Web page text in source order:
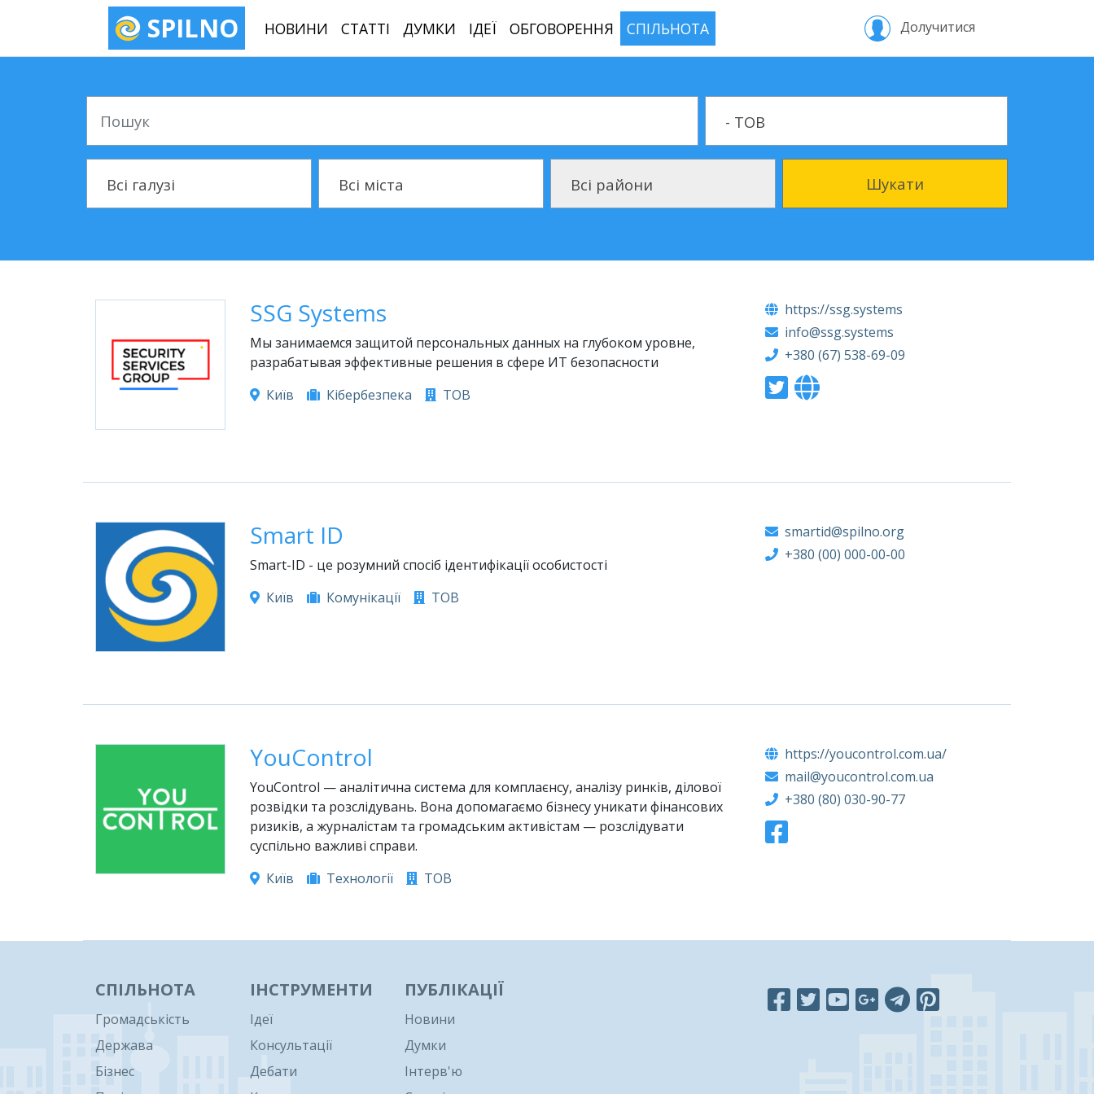
SPILNO НОВИНИ СТАТТІ ДУМКИ ІДЕЇ ОБГОВОРЕННЯ СПІЛЬНОТА Долучитися
- ТОВ
Всі галузі Всі міста Всі райони Шукати
SSG Systems
Мы занимаемся защитой персональных данных на глубоком уровне,
разрабатывая эффективные решения в сфере ИТ безопасности
Київ
Кібербезпека ТОВ
https://ssg.systems
info@ssg.systems
+380 (67) 538-69-09
Smart ID
Smart-ID - це розумний спосіб ідентифікації особистості
Київ
Комунікації ТОВ
smartid@spilno.org
+380 (00) 000-00-00
YouControl
YouControl — аналітична система для комплаєнсу, аналізу ринків, ділової
розвідки та розслідувань. Вона допомагаємо бізнесу уникати фінансових
ризиків, а журналістам та громадським активістам — розслідувати
суспільно важливі справи.
Київ
Технології ТОВ
https://youcontrol.com.ua/
mail@youcontrol.com.ua
+380 (80) 030-90-77
1СПІЛЬНОТА
Громадськість
Держава
Бізнес
ІНСТРУМЕНТИ
Ідеї
Консультації
Дебати
ПУБЛІКАЦІЇ
Новини
Думки
Інтерв'ю